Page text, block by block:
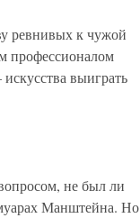
ревнивых к чужой
профессионалом
выиграть
не был ли
Манштейна. Но